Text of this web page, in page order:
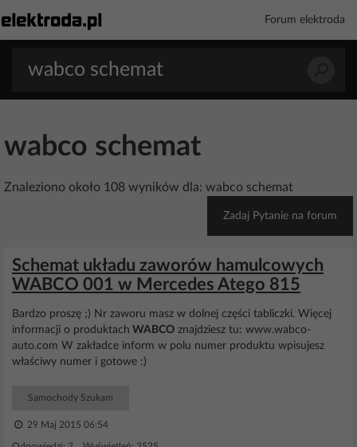
Forum elektroda
wabco schemat
Znaleziono około 108 wyników dla: wabco schemat
Zadaj Pytanie na forum
Schemat układu zaworów hamulcowych
WABCO 001 w Mercedes Atego 815
Bardzo proszę ;) Nr zaworu masz w dolnej części tabliczki. Więcej
informacji o produktach WABCO znajdziesz tu: www.wabco-
auto.com W zakładce inform w polu numer produktu wpisujesz
właściwy numer i gotowe :)
Samochody Szukam
29 Maj 2015 06:54